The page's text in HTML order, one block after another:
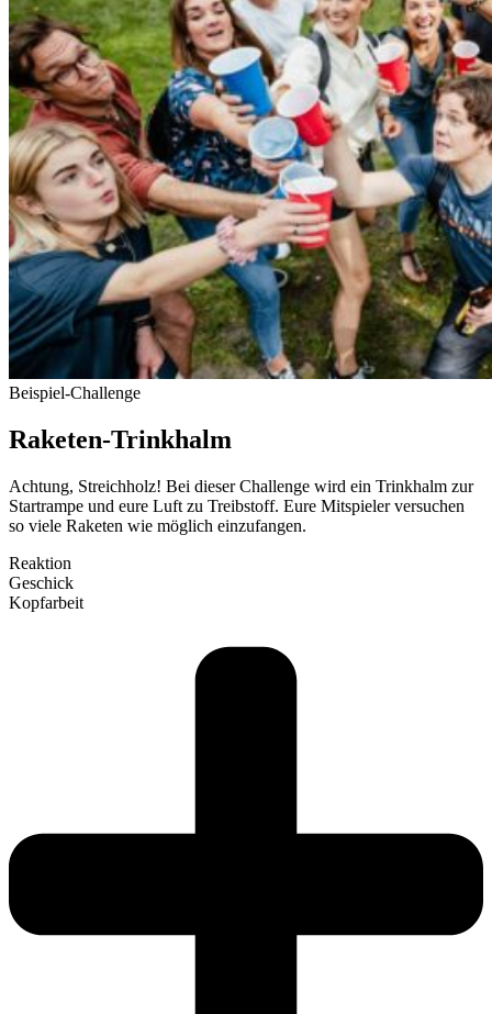
Bei­spiel-Challenge
Raketen-Trinkhalm
Achtung, Streichholz! Bei dieser Challenge wird ein Trinkhalm zur
Start­rampe und eure Luft zu Treib­stoff. Eure Mit­spieler ver­suchen
so viele Raketen wie möglich ein­zu­fangen.
Reaktion
Geschick
Kopf­arbeit